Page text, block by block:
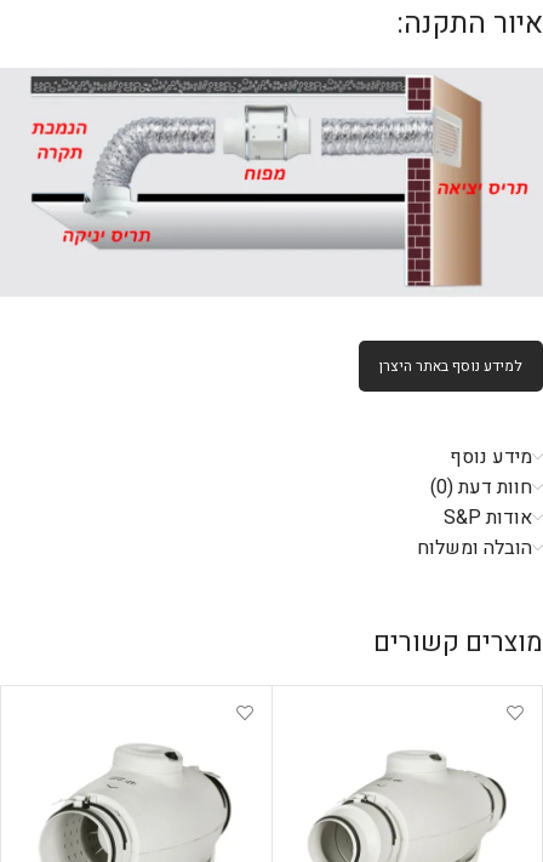
איור התקנה:
למידע נוסף באתר היצרן
מידע נוסף
חוות דעת (0)
אודות S&P
הובלה ומשלוח
מוצרים קשורים